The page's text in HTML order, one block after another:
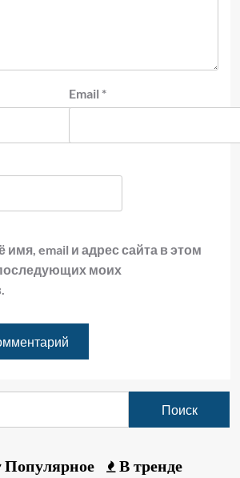
Email *
email и адрес сайта в этом
моих
Популярное В тренде